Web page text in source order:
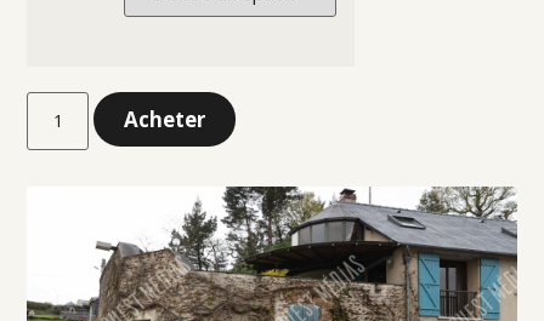
Acheter